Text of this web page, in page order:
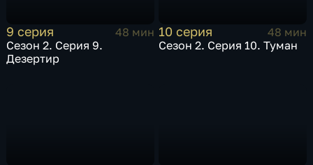
9 серия
48 мин
Сезон 2. Серия 9.
Дезертир
10 серия
48 мин
Сезон 2. Серия 10. Туман